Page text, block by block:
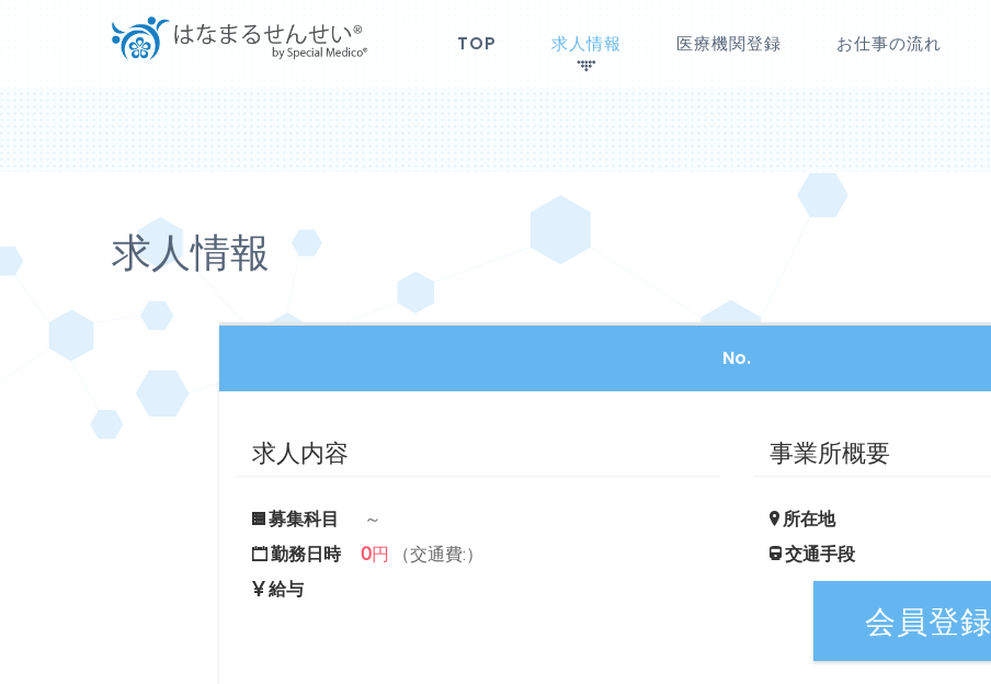
TOP 求人情報 医療機関登録 お仕事の流れ
求人情報
No.
求人内容
募集科目
勤務日時
～
給与
0円 （交通費:）
事業所概要
所在地
交通手段
会員登録